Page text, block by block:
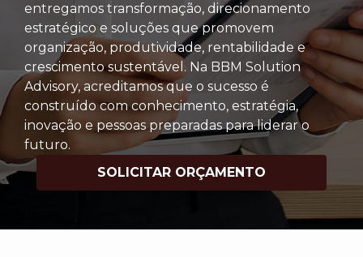
entregamos transformação, direcionamento
estratégico e soluções que promovem
organização, produtividade, rentabilidade e
crescimento sustentável. Na BBM Solution
Advisory, acreditamos que o sucesso é
construído com conhecimento, estratégia,
inovação e pessoas preparadas para liderar o
futuro.
SOLICITAR ORÇAMENTO